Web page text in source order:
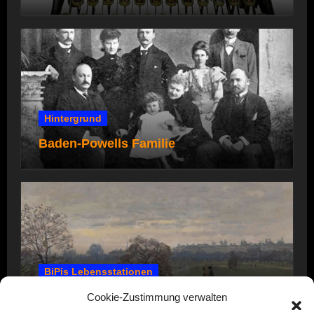
Cookie-Zustimmung verwalten
Hintergrund
Baden-Powells Familie
BiPis Lebensstationen
1857 – 1866: Kindheit und Jugend